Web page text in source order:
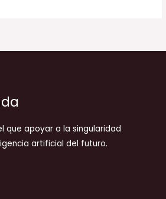
que apoyar a la singularidad
artificial del futuro.